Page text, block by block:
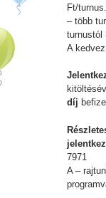
Ft/turnus.
– több
turnustól
A
díj
7971
A –